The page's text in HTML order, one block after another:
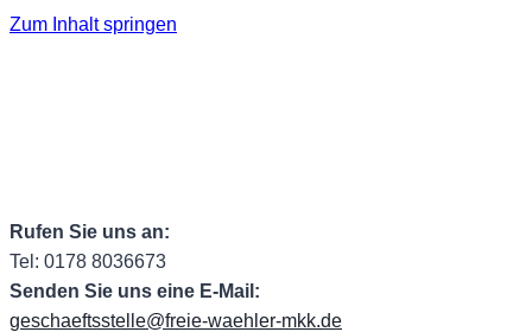
Zum Inhalt springen
Rufen Sie uns an:
Tel: 0178 8036673
Senden Sie uns eine E-Mail:
geschaeftsstelle@freie-waehler-mkk.de